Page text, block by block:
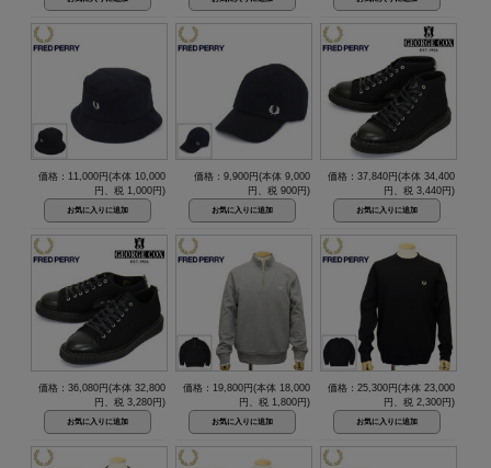
価格：11,000円(本体 10,000
円、税 1,000円)
価格：9,900円(本体 9,000
円、税 900円)
価格：37,840円(本体 34,400
円、税 3,440円)
価格：36,080円(本体 32,800
円、税 3,280円)
価格：19,800円(本体 18,000
円、税 1,800円)
価格：25,300円(本体 23,000
円、税 2,300円)